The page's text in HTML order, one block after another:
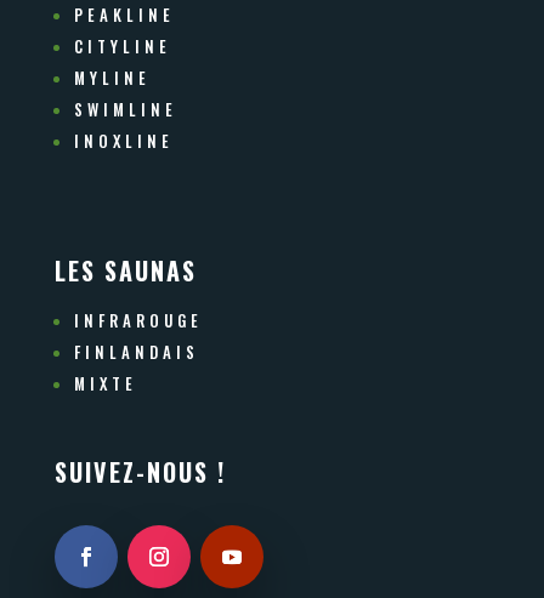
PEAKLINE
CITYLINE
MYLINE
SWIMLINE
INOXLINE
LES SAUNAS
INFRAROUGE
FINLANDAIS
MIXTE
SUIVEZ-NOUS !